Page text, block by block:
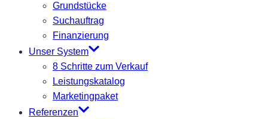
Grundstücke
Suchauftrag
Finanzierung
Unser System
8 Schritte zum Verkauf
Leistungskatalog
Marketingpaket
Referenzen